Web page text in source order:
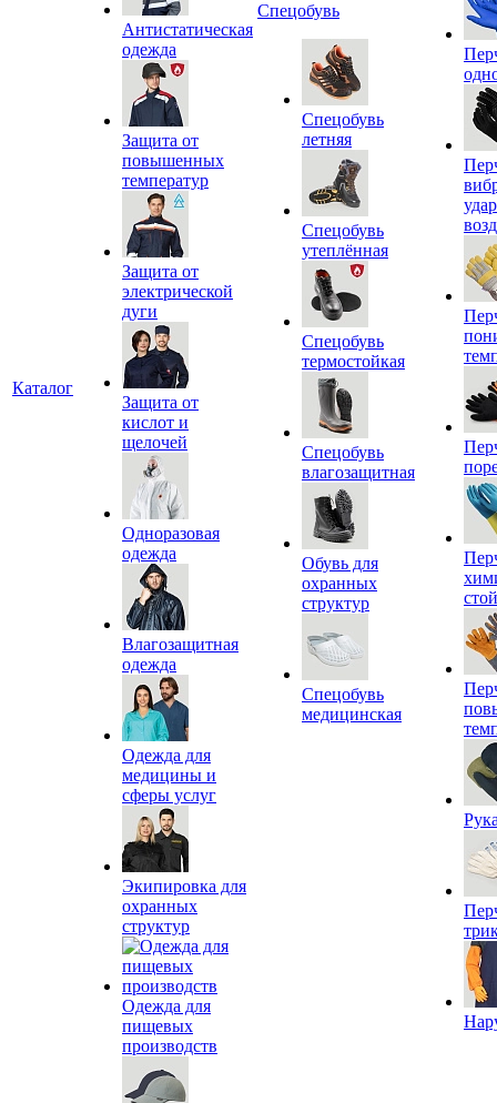
Каталог
Антистатическая
одежда
Защита от
повышенных
температур
Защита от
электрической
дуги
Защита от
кислот и
щелочей
Одноразовая
одежда
Влагозащитная
одежда
Одежда для
медицины и
сферы услуг
Экипировка для
охранных
структур
Одежда для
пищевых
производств
Спецобувь
Спецобувь
летняя
Спецобувь
утеплённая
Спецобувь
термостойкая
Спецобувь
влагозащитная
Обувь для
охранных
структур
Спецобувь
медицинская